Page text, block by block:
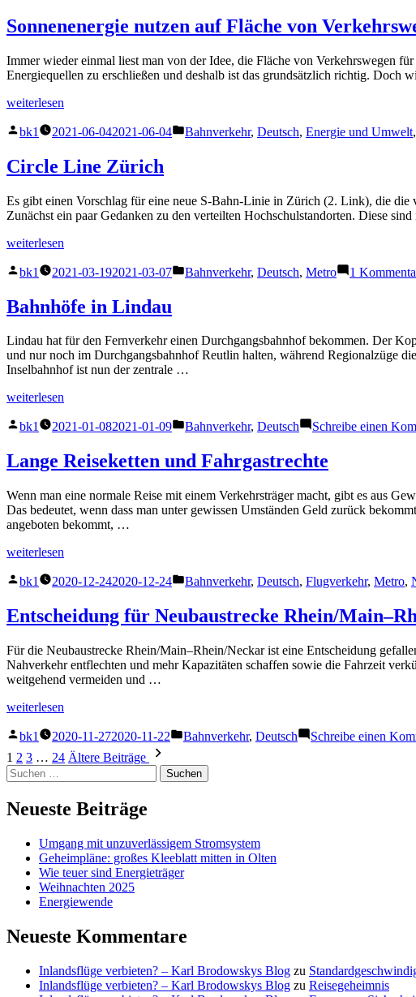
–
Basel“
Sonnenenergie nutzen auf Fläche von
Immer wieder einmal liest man von der Idee, die Fläche von Verkehrswegen
Energiequellen zu erschließen und deshalb ist das grundsätzlich richtig. Doch
„Sonnenenergie
auf
von
Verkehrswegen“
weiterlesen
Veröffentlicht
bk1 2021-06-042021-06-04
Veröffentlicht
Bahnverkehr, Deutsch, Energie und Umwelt,
Circle Line Zürich
Es gibt einen Vorschlag für eine neue S-Bahn-Linie in Zürich (2. Link), die
Zunächst ein paar Gedanken zu den verteilten Hochschulstandorten. Diese
„Circle
Zürich“
weiterlesen
Veröffentlicht
bk1 2021-03-192021-03-07
Veröffentlicht
Bahnverkehr, Deutsch, Metro 1
Bahnhöfe in Lindau
Lindau hat für den Fernverkehr einen Durchgangsbahnhof bekommen. Der
und nur noch im Durchgangsbahnhof Reutlin halten, während Regionalzüge
Inselbahnhof ist nun der zentrale …
„Bahnhöfe
Lindau“
weiterlesen
Veröffentlicht
bk1 2021-01-082021-01-09
Veröffentlicht
Bahnverkehr, Deutsch Schreibe einen
Lange Reiseketten und Fahrgastrechte
Wenn man eine normale Reise mit einem Verkehrsträger macht, gibt es aus
Das bedeutet, wenn dass man unter gewissen Umständen Geld zurück
angeboten bekommt, …
„Lange
und
weiterlesen
Veröffentlicht
bk1 2020-12-242020-12-24
Veröffentlicht
Bahnverkehr, Deutsch, Flugverkehr, Metro,
Entscheidung für Neubaustrecke Rhein/
Für die Neubaustrecke Rhein/Main–Rhein/Neckar ist eine Entscheidung
Nahverkehr entflechten und mehr Kapazitäten schaffen sowie die Fahrzeit
weitgehend vermeiden und …
„Entscheidung
Neubaustrecke
Rhein/Main–
Rhein/Neckar“
weiterlesen
Veröffentlicht
bk1 2020-11-272020-11-22
Veröffentlicht
Bahnverkehr, Deutsch Schreibe einen
Seitennummerierung
der
Beiträge
1 2 3 … 24 Ältere Beiträge
Suchen
nach:
Neueste Beiträge
Umgang mit unzuverlässigem Stromsystem
Geheimpläne: großes Kleeblatt mitten in Olten
Wie teuer sind Energieträger
Weihnachten 2025
Energiewende
Neueste Kommentare
Inlandsflüge verbieten? – Karl Brodowskys Blog zu
Inlandsflüge verbieten? – Karl Brodowskys Blog zu Reisegeheimnis